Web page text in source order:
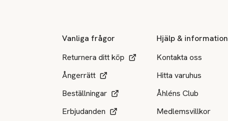
Vanliga frågor
Returnera ditt köp
Ångerrätt
Beställningar
Erbjudanden
Hjälp & information
Kontakta oss
Hitta varuhus
Åhléns Club
Medlemsvillkor